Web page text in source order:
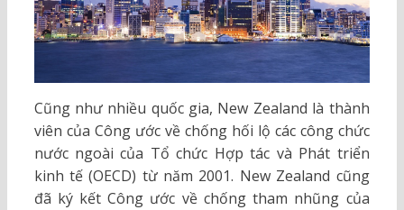
Cũng như nhiều quốc gia, New Zealand là thành
viên của Công ước về chống hối lộ các công chức
nước ngoài của Tổ chức Hợp tác và Phát triển
kinh tế (OECD) từ năm 2001. New Zealand cũng
đã ký kết Công ước về chống tham nhũng của